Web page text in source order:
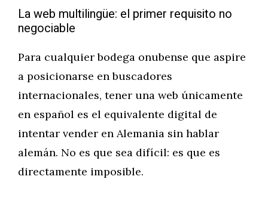
La web multilingüe: el primer requisito no
negociable
Para cualquier bodega onubense que aspire
a posicionarse en buscadores
internacionales, tener una web únicamente
en español es el equivalente digital de
intentar vender en Alemania sin hablar
alemán. No es que sea difícil: es que es
directamente imposible.